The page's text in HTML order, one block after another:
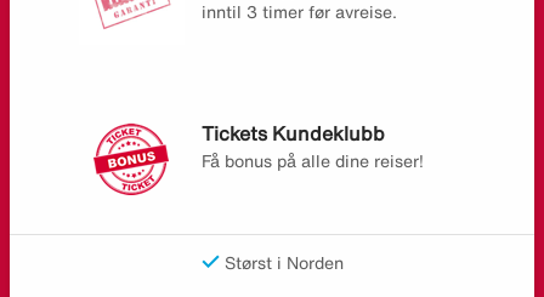
inntil 3 timer før avreise.
Tickets Kundeklubb
Få bonus på alle dine reiser!
Størst i Norden